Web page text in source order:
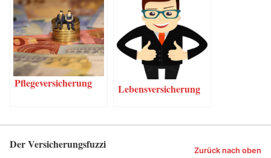
Pfle­ge­ver­si­che­rung Lebens­ver­si­che­rung
Der Versicherungsfuzzi Zurück nach oben